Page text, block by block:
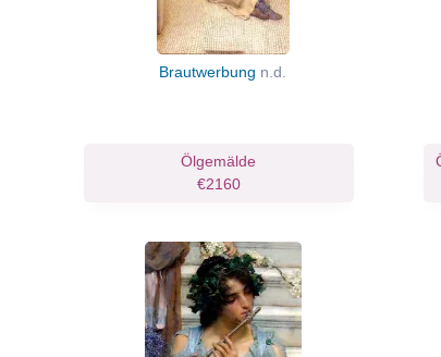
Brautwerbung n.d.
Ölgemälde
€2160